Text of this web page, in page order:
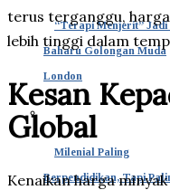
“Terapi Menjerit”
Baharu Golongan Muda
London
Milenial Paling
Berpendidikan, Tapi
terus terganggu,
lebih tinggi dalam
Kesan
Global
Kenaikan harga